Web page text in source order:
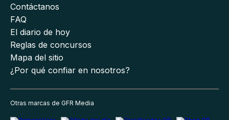
Contáctanos
FAQ
El diario de hoy
Reglas de concursos
Mapa del sitio
¿Por qué confiar en nosotros?
Otras marcas de GFR Media